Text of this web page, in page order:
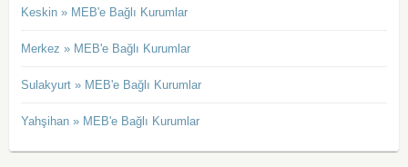
Keskin » MEB'e Bağlı Kurumlar
Merkez » MEB'e Bağlı Kurumlar
Sulakyurt » MEB'e Bağlı Kurumlar
Yahşihan » MEB'e Bağlı Kurumlar